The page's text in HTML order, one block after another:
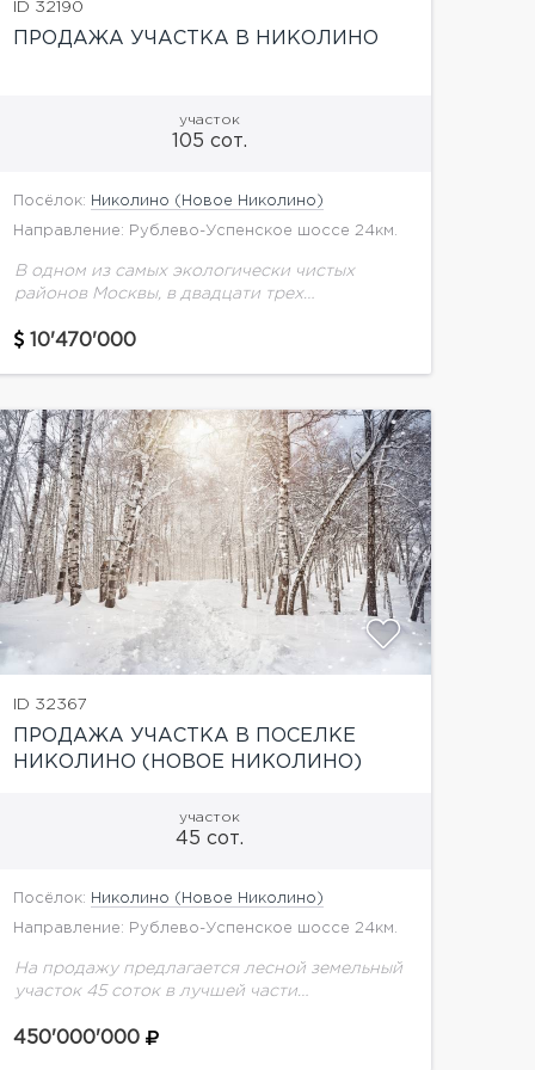
ID 32190
ПРОДАЖА УЧАСТКА В НИКОЛИНО
участок
105 сот.
Посёлок: Николино (Новое Николино)
Направление: Рублево-Успенское шоссе 24км.
В одном из самых экологически чистых
районов Москвы, в двадцати трех
поселок Николино. Природа здесь
10'470'000
ID 32367
ПРОДАЖА УЧАСТКА В ПОСЕЛКЕ
НИКОЛИНО (НОВОЕ НИКОЛИНО)
участок
45 сот.
Посёлок: Николино (Новое Николино)
Направление: Рублево-Успенское шоссе 24км.
На продажу предлагается лесной земельный
участок 45 соток в лучшей части
Центральные коммуникации
450'000'000